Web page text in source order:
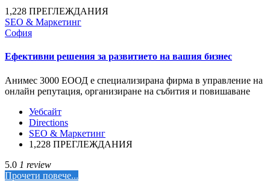
1,228 ПРЕГЛЕЖДАНИЯ
SEO & Маркетинг
София
Ефективни решения за развитието на вашия бизнес
Анимес 3000 ЕООД е специализирана фирма в управление на
онлайн репутация, организиране на събития и повишаване
Уебсайт
Directions
SEO & Маркетинг
1,228 ПРЕГЛЕЖДАНИЯ
5.0 1 review
Прочети повече...